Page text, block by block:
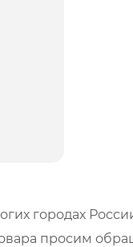
городах
просим